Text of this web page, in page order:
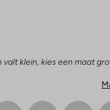
valt klein, kies een maat